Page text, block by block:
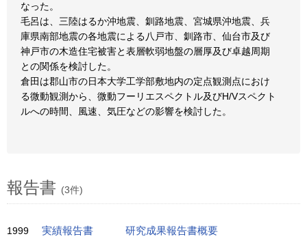
なった。
毛呂は、三陸はるか沖地震、釧路地震、宮城県沖地震、兵
庫県南部地震の各地震による八戸市、釧路市、仙台市及び
神戸市の木造住宅被害と表層軟弱地盤の層厚及び卓越周期
との関係を検討した。
倉田は郡山市の日本大学工学部敷地内の定点観測点におけ
る微動観測から、微動フーリエスペクトル及びH/Vスペクト
ルへの時間、風速、気圧などの影響を検討した。
報告書 (3件)
1999 実績報告書 研究成果報告書概要